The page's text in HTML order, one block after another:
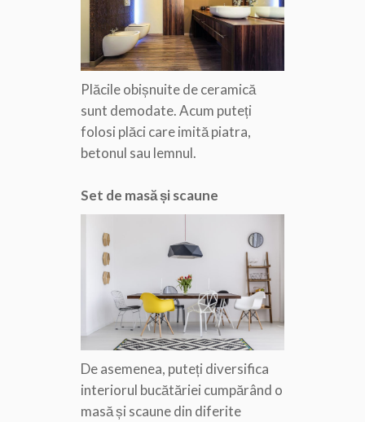
Plăcile obișnuite de ceramică
sunt demodate. Acum puteți
folosi plăci care imită piatra,
betonul sau lemnul.
Set de masă și scaune
De asemenea, puteți diversifica
interiorul bucătăriei cumpărând o
masă și scaune din diferite